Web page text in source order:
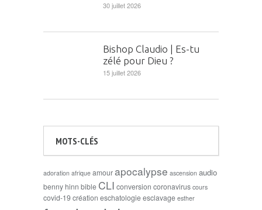
30 juillet 2026
Bishop Claudio | Es-tu
zélé pour Dieu ?
15 juillet 2026
MOTS-CLÉS
adoration afrique amourapocalypse ascension audio
benny hinn bible CLI conversion coronavirus cours
covid-19création eschatologieesclavage esther